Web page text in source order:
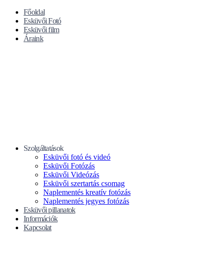
Főoldal
Esküvői Fotó
Esküvői film
Áraink
Szolgáltatások
Esküvői fotó és videó
Esküvői Fotózás
Esküvői Videózás
Esküvői szertartás csomag
Naplementés kreatív fotózás
Naplementés jegyes fotózás
Esküvői pillanatok
Információk
Kapcsolat